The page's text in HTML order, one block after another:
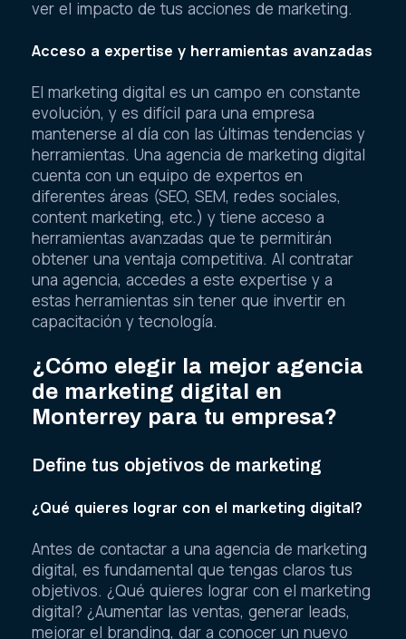
ver el impacto de tus acciones de marketing.
Acceso a expertise y herramientas avanzadas
El marketing digital es un campo en constante
evolución, y es difícil para una empresa
mantenerse al día con las últimas tendencias y
herramientas. Una agencia de marketing digital
cuenta con un equipo de expertos en
diferentes áreas (SEO, SEM, redes sociales,
content marketing, etc.) y tiene acceso a
herramientas avanzadas que te permitirán
obtener una ventaja competitiva. Al contratar
una agencia, accedes a este expertise y a
estas herramientas sin tener que invertir en
capacitación y tecnología.
¿Cómo elegir la mejor agencia
de marketing digital en
Monterrey para tu empresa?
Define tus objetivos de marketing
¿Qué quieres lograr con el marketing digital?
Antes de contactar a una agencia de marketing
digital, es fundamental que tengas claros tus
objetivos. ¿Qué quieres lograr con el marketing
digital? ¿Aumentar las ventas, generar leads,
mejorar el branding, dar a conocer un nuevo